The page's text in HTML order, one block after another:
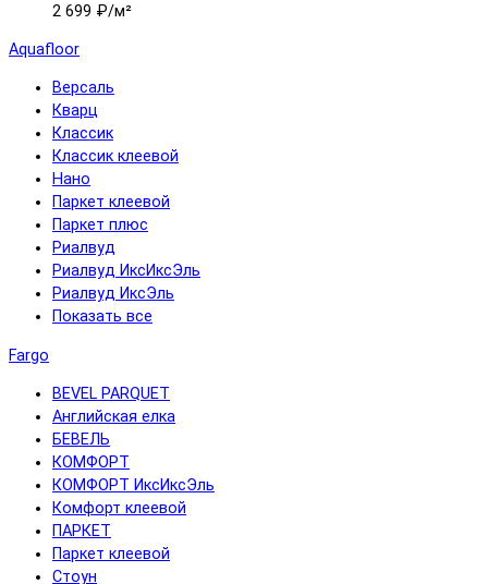
2 699 ₽/м²
Aquafloor
Версаль
Кварц
Классик
Классик клеевой
Нано
Паркет клеевой
Паркет плюс
Риалвуд
Риалвуд ИксИксЭль
Риалвуд ИксЭль
Показать все
Fargo
BEVEL PARQUET
Английская елка
БЕВЕЛЬ
КОМФОРТ
КОМФОРТ ИксИксЭль
Комфорт клеевой
ПАРКЕТ
Паркет клеевой
Стоун